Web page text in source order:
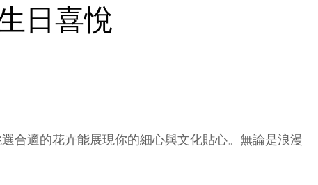
日喜悅
合適的花卉能展現你的細心與文化貼心。無論是浪漫